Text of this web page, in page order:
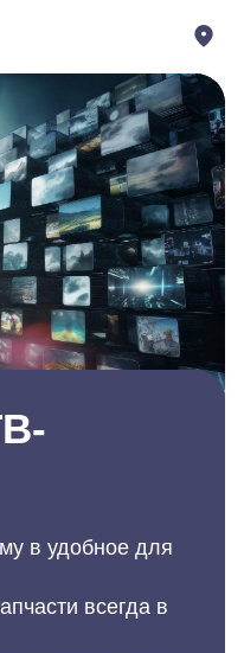
в удобное для
всегда в